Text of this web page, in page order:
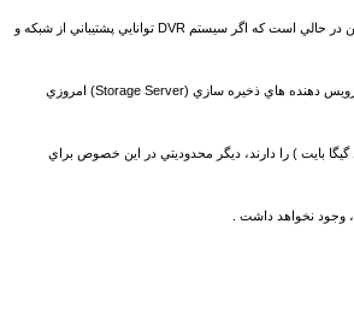
گيگا بايت را پشتيباني مي نمايند اين در حالي است که اگر سيستم DVR توانايي پشتيباني از شبکه و
را داشته باشد با توجه به اينکه سرويس دهنده هاي ذخيره سازي (Storage Server) امروزي
اطلاعات تا چندين ترا بايت (1024 گيگا بايت ) را دارند، ديگر محدوديتي در اين خصوص براي